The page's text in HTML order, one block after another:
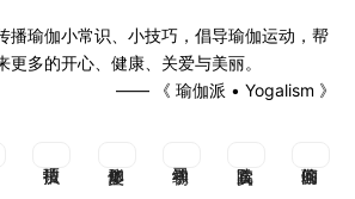
播瑜伽小常识、小技巧，倡导瑜伽运动，帮
更多的开心、健康、关爱与美丽。
—— 《 瑜伽派 • Yogalism 》